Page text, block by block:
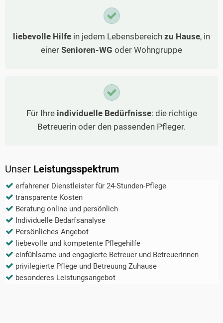
liebevolle Hilfe in jedem Lebensbereich zu Hause, in
einer Senioren-WG oder Wohngruppe
Für Ihre individuelle Bedürfnisse: die richtige
Betreuerin oder den passenden Pfleger.
Unser Leistungsspektrum
erfahrener Dienstleister für 24-Stunden-Pflege
transparente Kosten
Beratung online und persönlich
Individuelle Bedarfsanalyse
Persönliches Angebot
liebevolle und kompetente Pflegehilfe
einfühlsame und engagierte Betreuer und Betreuerinnen
privilegierte Pflege und Betreuung Zuhause
besonderes Leistungsangebot